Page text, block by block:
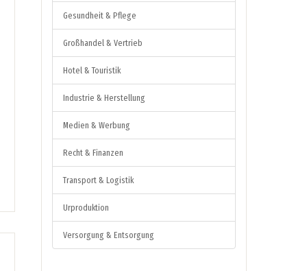
Gesundheit & Pflege
Großhandel & Vertrieb
Hotel & Touristik
Industrie & Herstellung
Medien & Werbung
Recht & Finanzen
Transport & Logistik
Urproduktion
Versorgung & Entsorgung